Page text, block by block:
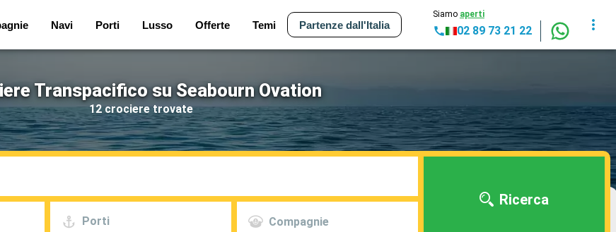
Navi Porti Lusso Offerte Temi Partenze dall'Italia
Siamo aperti
02 89 73 21 22
Transpacifico su Seabourn Ovation
12 crociere trovate
Porti Compagnie
Ricerca